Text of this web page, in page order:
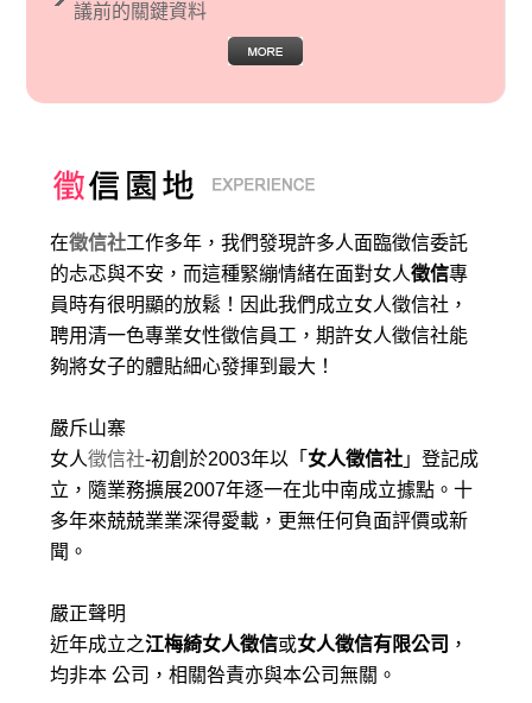
議前的關鍵資料
在徵信社工作多年，我們發現許多人面臨徵信委託
的忐忑與不安，而這種緊繃情緒在面對女人徵信專
員時有很明顯的放鬆！因此我們成立女人徵信社，
聘用清一色專業女性徵信員工，期許女人徵信社能
夠將女子的體貼細心發揮到最大 ！
嚴斥山寨
女人徵信社-初創於2003年以「 女人徵信社 」登記成
立，隨業務擴展2007年逐一在北中南成立據點。十
多年來兢兢業業深得愛載，更無任何負面評價或新
聞。
嚴正聲明
近年成立之江梅綺女人徵信或女人徵信有限公司 ，
均非本 公司，相關咎責亦與本公司無關。